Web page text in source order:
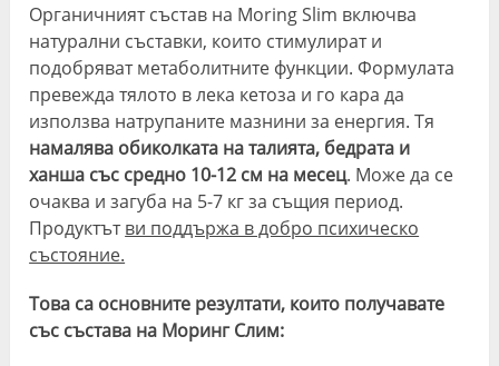
Органичният състав на Moring Slim включва
натурални съставки, които стимулират и
подобряват метаболитните функции. Формулата
превежда тялото в лека кетоза и го кара да
използва натрупаните мазнини за енергия. Тя
намалява обиколката на талията, бедрата и
ханша със средно 10-12 см на месец. Може да се
очаква и загуба на 5-7 кг за същия период.
Продуктътви поддържа в добро психическо
състояние.
Това са основните резултати, които получавате
със състава на Моринг Слим: